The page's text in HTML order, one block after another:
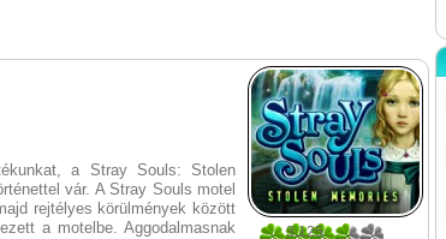
3.125
a Stray Souls: Stolen
vár. A Stray Souls motel
rejtélyes körülmények között
a motelbe. Aggodalmasnak